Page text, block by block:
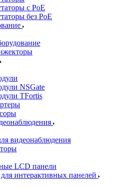
с PoE
без PoE
NSGate
TFortis
видеонаблюдения
LCD панели
интерактивных панелей